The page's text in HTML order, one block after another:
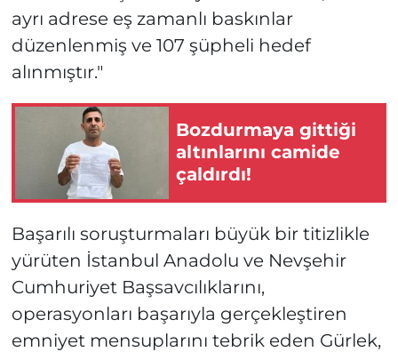
ayrı adrese eş zamanlı baskınlar
düzenlenmiş ve 107 şüpheli hedef
alınmıştır."
Bozdurmaya gittiği
altınlarını camide
çaldırdı!
Başarılı soruşturmaları büyük bir titizlikle
yürüten İstanbul Anadolu ve Nevşehir
Cumhuriyet Başsavcılıklarını,
operasyonları başarıyla gerçekleştiren
emniyet mensuplarını tebrik eden Gürlek,